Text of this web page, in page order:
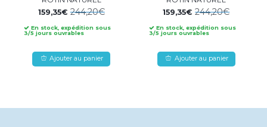
159,35€244,20€
En stock, expédition sous
3/5 jours ouvrables
Ajouter au panier
159,35€244,20€
En stock, expédition sous
3/5 jours ouvrables
Ajouter au panier